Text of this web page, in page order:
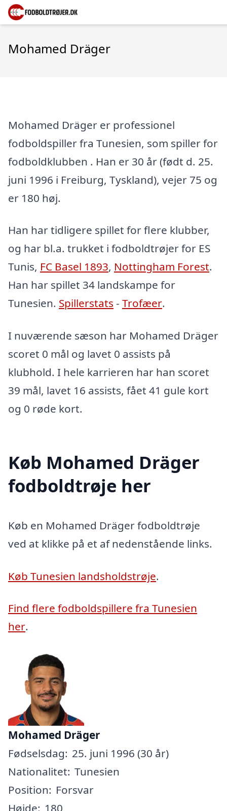
Mohamed Dräger
Mohamed Dräger er professionel
fodboldspiller fra Tunesien, som spiller for
fodboldklubben . Han er 30 år (født d. 25.
juni 1996 i Freiburg, Tyskland), vejer 75 og
er 180 høj.
Han har tidligere spillet for flere klubber,
og har bl.a. trukket i fodboldtrøjer for ES
Tunis, FC Basel 1893, Nottingham Forest.
Han har spillet 34 landskampe for
Tunesien. Spillerstats - Trofæer.
I nuværende sæson har Mohamed Dräger
scoret 0 mål og lavet 0 assists på
klubhold. I hele karrieren har han scoret
39 mål, lavet 16 assists, fået 41 gule kort
og 0 røde kort.
Køb Mohamed Dräger
fodboldtrøje her
Køb en Mohamed Dräger fodboldtrøje
ved at klikke på et af nedenstående links.
Køb Tunesien landsholdstrøje.
Find flere fodboldspillere fra Tunesien
her.
Mohamed Dräger
Fødselsdag: 25. juni 1996 (30 år)
Nationalitet: Tunesien
Position: Forsvar
Højde: 180